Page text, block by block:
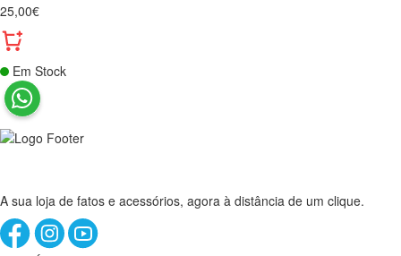
25,00€
Em Stock
A sua loja de fatos e acessórios, agora à distância de um clique.